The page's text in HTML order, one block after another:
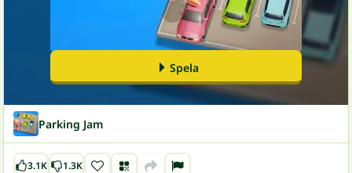
Spela
Parking Jam
3.1K 1.3K